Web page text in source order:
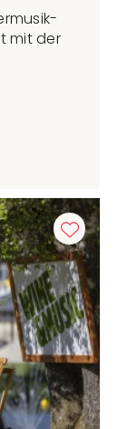
mit der